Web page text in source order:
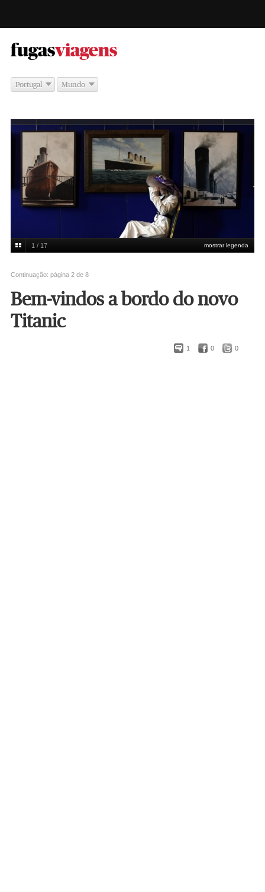
fugas -
viagens
Portugal Mundo
Cathal McNaughton / Reuters
mostrar legenda
1 / 17
Continuação: página 2 de 8
Bem-vindos a bordo do novo
Titanic
1 0 0